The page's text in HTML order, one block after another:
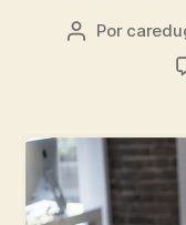
Por